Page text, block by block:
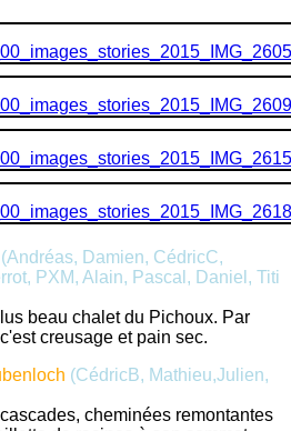
(Andréas, Damien, CédricC,
PXM, Alain, Pascal, Daniel, Titi
beau chalet du Pichoux. Par
creusage et pain sec.
(CédricB, Mathieu,Julien,
cheminées remontantes